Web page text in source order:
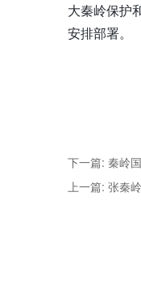
大秦岭保护
安排部署。
下一篇: 秦岭
上一篇: 张秦